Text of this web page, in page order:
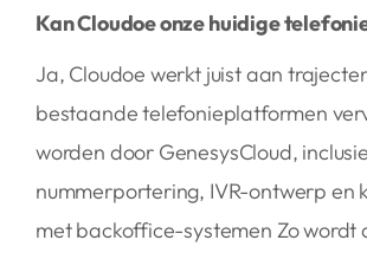
Kan Cloudoe onze huidige
Ja, Cloudoe werkt juist aan
bestaande telefonieplatformen
worden door GenesysCloud,
nummerportering, IVR-ontwerp en
met backoffice-systemen Zo wordt